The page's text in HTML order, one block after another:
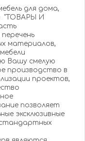
для дома,
"ТОВАРЫ И
материалов,
Вашу смелую
производство в
проектов,
позволяет
эксклюзивные
стандартных